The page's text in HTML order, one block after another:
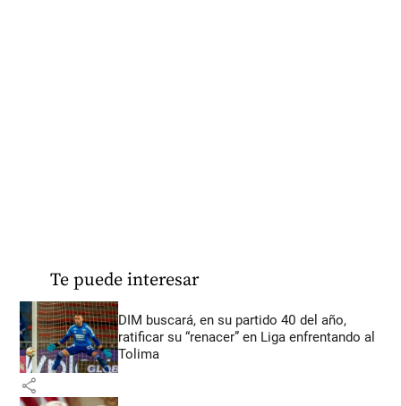
Te puede interesar
DIM buscará, en su partido 40 del año,
ratificar su “renacer” en Liga enfrentando al
Tolima
share